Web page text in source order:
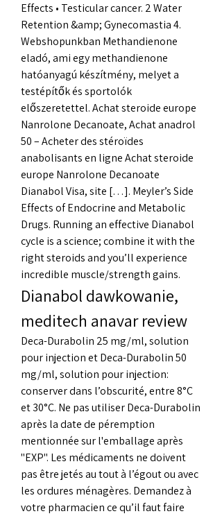
Effects • Testicular cancer. 2 Water
Retention &amp; Gynecomastia 4.
Webshopunkban Methandienone
eladó, ami egy methandienone
hatóanyagú készítmény, melyet a
testépítők és sportolók
előszeretettel. Achat steroide europe
Nanrolone Decanoate, Achat anadrol
50 – Acheter des stéroïdes
anabolisants en ligne Achat steroide
europe Nanrolone Decanoate
Dianabol Visa, site […]. Meyler’s Side
Effects of Endocrine and Metabolic
Drugs. Running an effective Dianabol
cycle is a science; combine it with the
right steroids and you’ll experience
incredible muscle/strength gains.
Dianabol dawkowanie,
meditech anavar review
Deca-Durabolin 25 mg/ml, solution
pour injection et Deca-Durabolin 50
mg/ml, solution pour injection:
conserver dans l’obscurité, entre 8°C
et 30°C. Ne pas utiliser Deca-Durabolin
après la date de péremption
mentionnée sur l'emballage après
"EXP". Les médicaments ne doivent
pas être jetés au tout à l’égout ou avec
les ordures ménagères. Demandez à
votre pharmacien ce qu’il faut faire